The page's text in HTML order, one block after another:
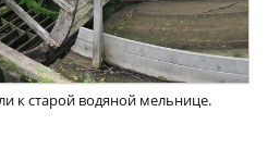
к старой водяной мельнице.